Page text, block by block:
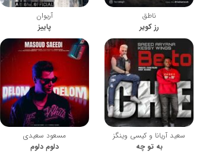
ناطق
رز کویر
آریوان
پاییز
سعید آریانا و کیسی وینگز
به تو چه
مسعود سعیدی
دلوم دلوم